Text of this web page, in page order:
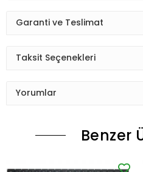
Garanti ve Teslimat
Taksit Seçenekleri
Yorumlar
Benzer